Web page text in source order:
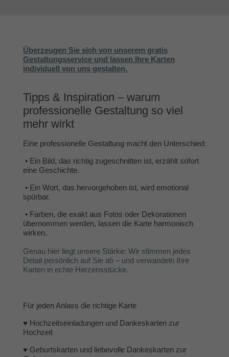
Überzeugen Sie sich von unserem gratis
Gestaltungsservice und lassen Ihre Karten
individuell von uns gestalten.
Tipps & Inspiration – warum
professionelle Gestaltung so viel
mehr wirkt
Eine professionelle Gestaltung macht den Unterschied:
• Ein Bild, das richtig zugeschnitten ist, erzählt sofort
eine Geschichte.
• Ein Wort, das hervorgehoben ist, wird emotional
spürbar.
• Farben, die exakt aus Fotos oder Dekorationen
übernommen werden, lassen die Karte harmonisch
wirken.
Genau hier liegt unsere Stärke: Wir stimmen jedes
Detail persönlich auf Sie ab – und verwandeln Ihre
Karten in echte Herzensstücke.
Für jeden Anlass die richtige Karte
♥ Hochzeitseinladungen und Dankeskarten zur
Hochzeit
♥ Geburtskarten und liebevolle Dankeskarten zur